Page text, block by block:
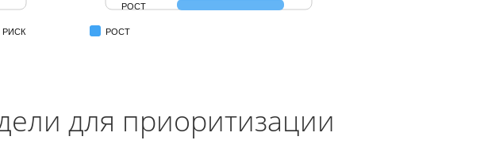
РОСТ
РИСК РОСТ
для приоритизации